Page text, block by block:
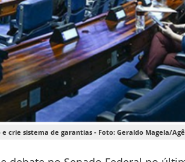
crie sistema de garantias - Foto: Geraldo Magela/